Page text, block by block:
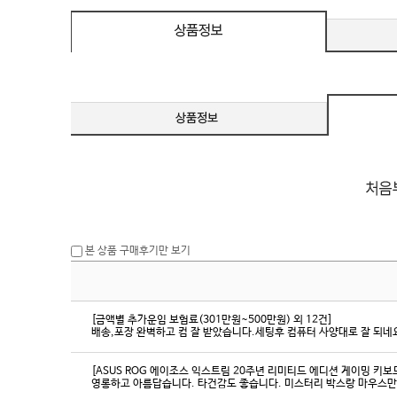
본 상품 구매후기만 보기
[금액별 추가운임 보험료(301만원~500만원) 외 12건]
배송,포장 완벽하고 컴 잘 받았습니다.세팅후 컴퓨터 사양대로 잘 되
[ASUS ROG 에이조스 익스트림 20주년 리미티드 에디션 게이밍 키
영롱하고 아름답습니다. 타건감도 좋습니다. 미스터리 박스랑 마우스